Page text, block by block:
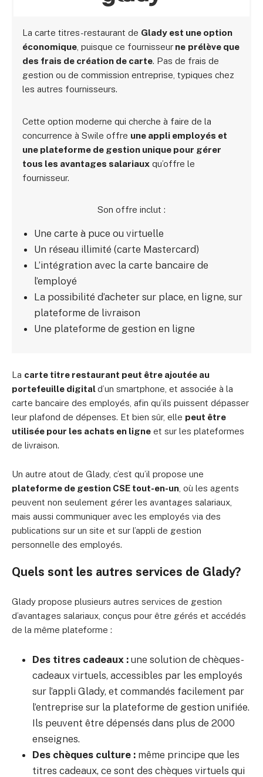
La carte titres-restaurant de Glady est une option
économique , puisque ce fournisseur ne prélève que
des frais de création de carte. Pas de frais de
gestion ou de commission entreprise, typiques chez
les autres fournisseurs.
Cette option moderne qui cherche à faire de la
concurrence à Swile offre une appli employés et
une plateforme de gestion unique pour gérer
tous les avantages salariaux qu’offre le
fournisseur.
Son offre inclut :
Une carte à puce ou virtuelle
Un réseau illimité (carte Mastercard)
L’intégration avec la carte bancaire de
l’employé
La possibilité d’acheter sur place, en ligne, sur
plateforme de livraison
Une plateforme de gestion en ligne
La carte titre restaurant peut être ajoutée au
portefeuille digitald’un smartphone, et associée à la
carte bancaire des employés, afin qu’ils puissent dépasser
leur plafond de dépenses. Et bien sûr, elle peut être
utilisée pour les achats en ligne et sur les plateformes
de livraison.
Un autre atout de Glady, c’est qu’il propose une
plateforme de gestion CSE tout-en-un , où les agents
peuvent non seulement gérer les avantages salariaux,
mais aussi communiquer avec les employés via des
publications sur un site et sur l’appli de gestion
personnelle des employés.
Quels sont les autres services de Glady?
Glady propose plusieurs autres services de gestion
d’avantages salariaux, conçus pour être gérés et accédés
de la même plateforme :
Des titres cadeaux : une solution de chèques-
cadeaux virtuels, accessibles par les employés
sur l’appli Glady, et commandés facilement par
l’entreprise sur la plateforme de gestion unifiée.
Ils peuvent être dépensés dans plus de 2000
enseignes.
Des chèques culture : même principe que les
titres cadeaux, ce sont des chèques virtuels qui